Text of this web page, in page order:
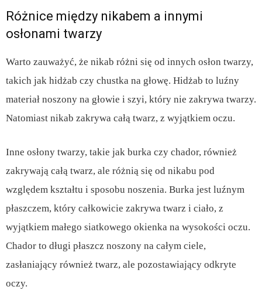
Różnice między nikabem a innymi
osłonami twarzy
Warto zauważyć, że nikab różni się od innych osłon twarzy,
takich jak hidżab czy chustka na głowę. Hidżab to luźny
materiał noszony na głowie i szyi, który nie zakrywa twarzy.
Natomiast nikab zakrywa całą twarz, z wyjątkiem oczu.
Inne osłony twarzy, takie jak burka czy chador, również
zakrywają całą twarz, ale różnią się od nikabu pod
względem kształtu i sposobu noszenia. Burka jest luźnym
płaszczem, który całkowicie zakrywa twarz i ciało, z
wyjątkiem małego siatkowego okienka na wysokości oczu.
Chador to długi płaszcz noszony na całym ciele,
zasłaniający również twarz, ale pozostawiający odkryte
oczy.